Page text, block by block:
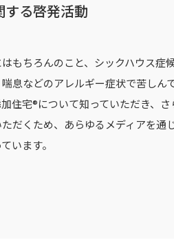
する啓発活動
もちろんのこと、シックハウス症
息などのアレルギー症状で苦しん
住宅®について知っていただき、
だくため、あらゆるメディアを通
います。